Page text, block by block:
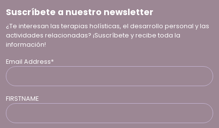
Suscríbete a nuestro newsletter
¿Te interesan las terapias holísticas, el desarrollo personal y las
actividades relacionadas? ¡Suscríbete y recibe toda la
información!
Email Address*
FIRSTNAME